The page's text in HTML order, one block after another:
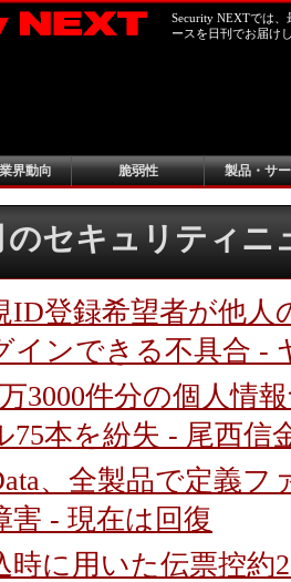
Security NEXTでは
ースを日刊でお届け
界動向 脆弱性 製品・サ
のセキュリティニ
ID登録希望者が他人
インできる不具合 -
3000件分の個人情
75本を紛失 - 尾西信
、全製品で定義フ
害 - 現在は回復
時に用いた伝票控約